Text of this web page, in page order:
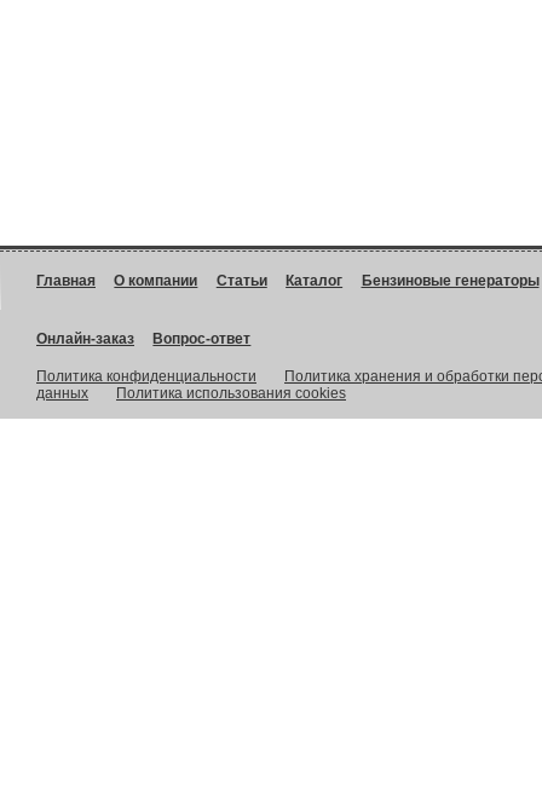
Главная О компании Статьи Каталог Бензиновые генераторы
Онлайн-заказ Вопрос-ответ
Политика конфиденциальности
Политика хранения и обработки
данных
Политика использования cookies